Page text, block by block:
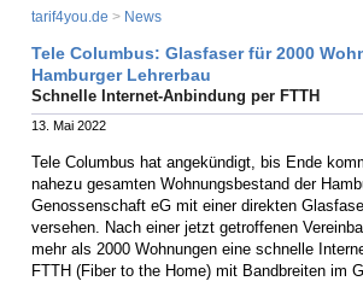
tarif4you.de > News
Tele Columbus: Glasfaser für 2000
Hamburger Lehrerbau
Schnelle Internet-Anbindung per FTTH
13. Mai 2022
Tele Columbus hat angekündigt, bis Ende
nahezu gesamten Wohnungsbestand der
Genossenschaft eG mit einer direkten
versehen. Nach einer jetzt getroffenen
mehr als 2000 Wohnungen eine schnelle
FTTH (Fiber to the Home) mit Bandbreiten im